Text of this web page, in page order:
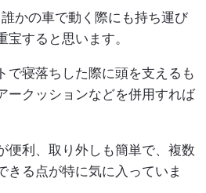
かの車で動く際にも持ち運び
すると思います。
で寝落ちした際に頭を支えるも
ークッションなどを併用すれば
便利、取り外しも簡単で、複数
きる点が特に気に入っていま